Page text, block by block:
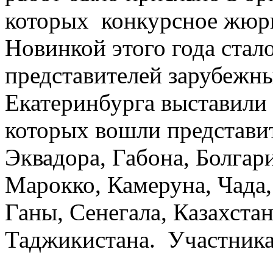
которых конкурсное
Новинкой этого года
представителей
Екатеринбурга
которых вошли
Эквадора, Габона,
Марокко, Камеруна,
Ганы, Сенегала,
Таджикистана.